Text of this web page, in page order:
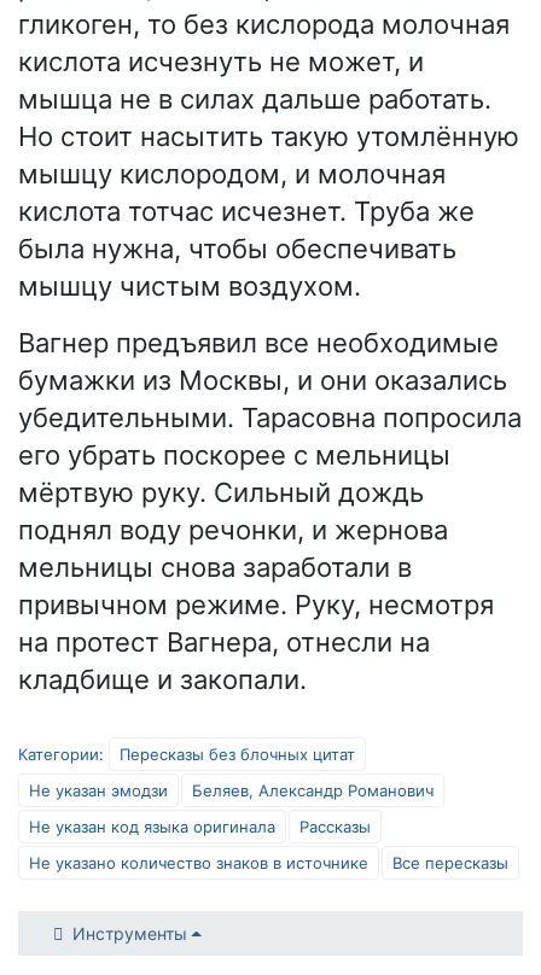
гликоген, то без кислорода молочная
кислота исчезнуть не может, и
мышца не в силах дальше работать.
Но стоит насытить такую утомлённую
мышцу кислородом, и молочная
кислота тотчас исчезнет. Труба же
была нужна, чтобы обеспечивать
мышцу чистым воздухом.
Вагнер предъявил все необходимые
бумажки из Москвы, и они оказались
убедительными. Тарасовна попросила
его убрать поскорее с мельницы
мёртвую руку. Сильный дождь
поднял воду речонки, и жернова
мельницы снова заработали в
привычном режиме. Руку, несмотря
на протест Вагнера, отнесли на
кладбище и закопали.
Категории:
Пересказы без блочных цитат
Не указан эмодзи
Беляев, Александр Романович
Не указан код языка оригинала
Рассказы
Не указано количество знаков в источнике
Все пересказы
Инструменты